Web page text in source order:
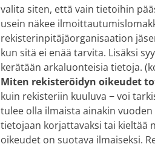
valita siten, että vain tietoihin
usein näkee
rekisterinpitäjäorganisaation
kun sitä ei enää tarvita. Lisäksi
kerätään arkaluonteisia tietoja.
Miten rekisteröidyn oikeudet
kuin rekisteriin kuuluva − voi
tulee olla ilmaista ainakin
tietojaan korjattavaksi tai kieltää
oikeudet on suotava ilmaiseksi.